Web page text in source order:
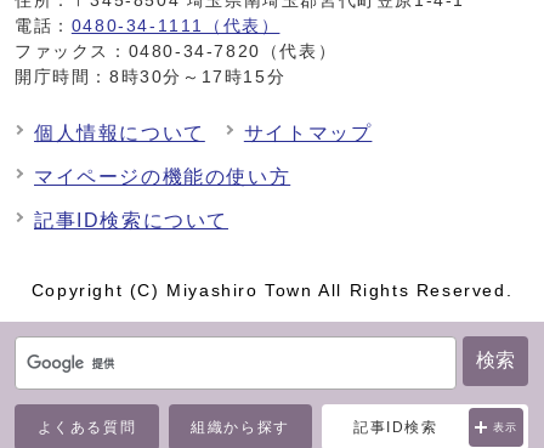
検索
よくある質問 組織から探す 記事ID検索 表示
電話： 0480-34-1111（代表）
ファックス：0480-34-7820（代表）
開庁時間：8時30分～17時15分
個人情報について サイトマップ
マイページの機能の使い方
記事ID検索について
Copyright (C) Miyashiro Town All Rights Reserved.